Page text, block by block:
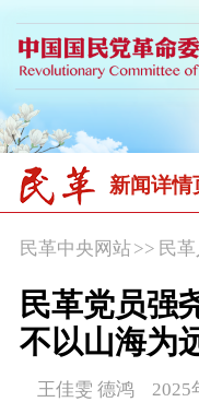
新闻详情
民革中央网站>> 民
民革党员强
不以山海为
王佳雯 德鸿 2025